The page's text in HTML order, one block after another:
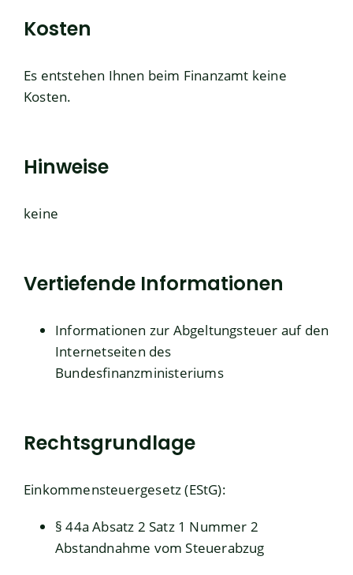
Kosten
Es entstehen Ihnen beim Finanzamt keine
Kosten.
Hinweise
keine
Vertiefende Informationen
Informationen zur Abgeltungsteuer auf den
Internetseiten des
Bundesfinanzministeriums
Rechtsgrundlage
Einkommensteuergesetz (EStG):
§ 44a Absatz 2 Satz 1 Nummer 2
Abstandnahme vom Steuerabzug